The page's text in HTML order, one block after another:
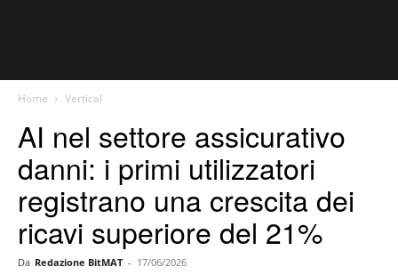
Home Vertical
AI nel settore assicurativo
danni: i primi utilizzatori
registrano una crescita dei
ricavi superiore del 21%
Da Redazione BitMAT - 17/06/2026